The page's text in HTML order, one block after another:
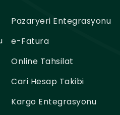
Pazaryeri Entegrasyonu
e-Fatura
Online Tahsilat
Cari Hesap Takibi
Kargo Entegrasyonu